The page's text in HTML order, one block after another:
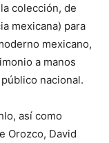
colección, de
mexicana) para
mexicano,
a manos
nacional.
así como
Orozco, David